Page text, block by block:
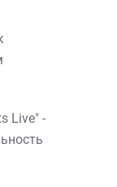
Live" -